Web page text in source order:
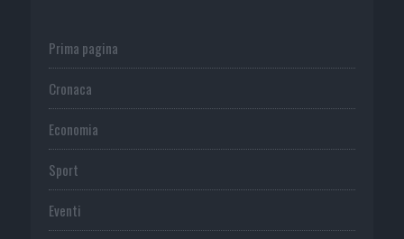
Prima pagina
Cronaca
Economia
Sport
Eventi